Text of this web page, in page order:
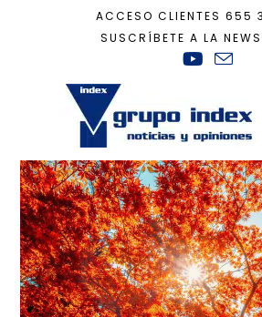
ACCESO CLIENTES 655
SUSCRÍBETE A LA
Recomendaciones Casa Ecológica